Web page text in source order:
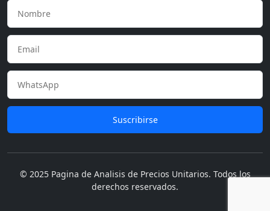
Suscribirse
© 2025 Pagina de Analisis de Precios Unitarios. Todos los
derechos reservados.